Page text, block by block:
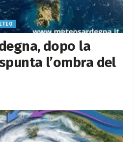
dopo la
l’ombra del